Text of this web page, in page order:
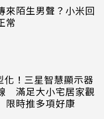
來陌生男聲？小米回
常
化！三星智慧顯示器
滿足大小宅居家觀
時推多項好康